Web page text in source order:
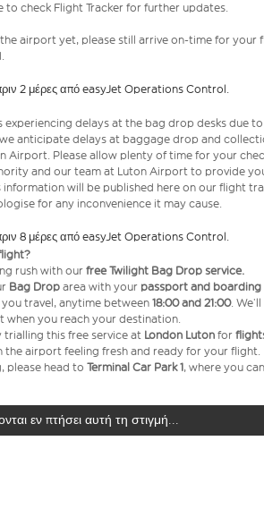
to check Flight Tracker for further updates.
airport yet, please still arrive on-time for your
2 μέρες από easyJet Operations Control.
experiencing delays at the bag drop desks due
anticipate delays at baggage drop and
Airport. Please allow plenty of time for your
and our team at Luton Airport to provide
information will be published here on our flight
for any inconvenience it may cause.
8 μέρες από easyJet Operations Control.
rush with ourfree Twilight Bag Drop service.
Bag Drop area with your passport and boarding
travel, anytime between 18:00 and 21:00.
when you reach your destination.
trialling this free service at London Luton for
the airport feeling fresh and ready for your flight.
please head to Terminal Car Park 1, where you
εν πτήσει αυτή τη στιγμή...